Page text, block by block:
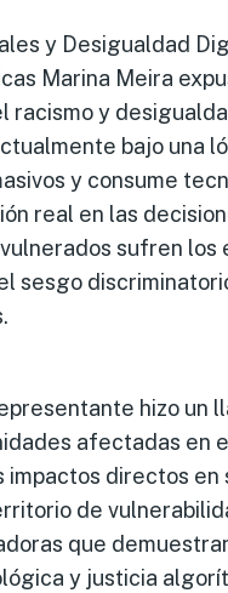
y Desigualdad
Marina Meira
racismo y
bajo una
y consume
real en las
sufren
sesgo
hizo un
afectadas en
directos en
de
que
y justicia